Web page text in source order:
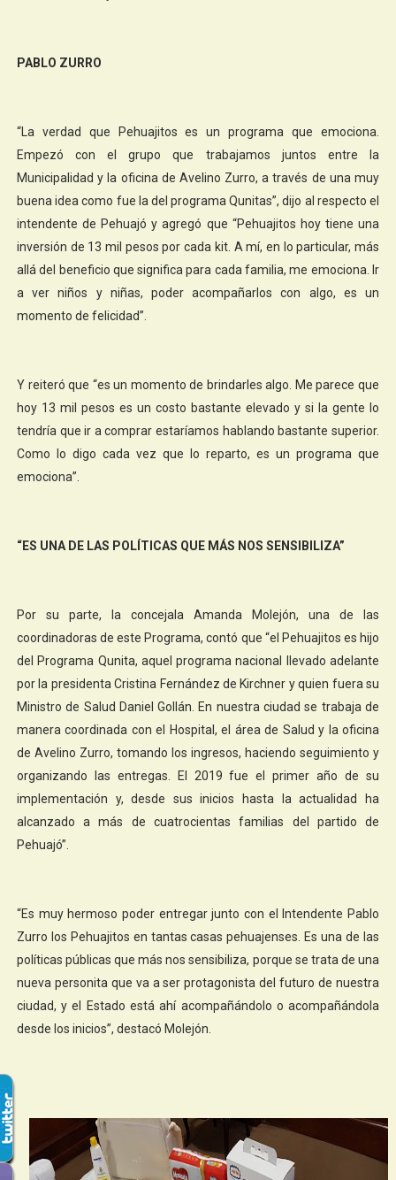
PABLO ZURRO
“La verdad que Pehuajitos es un programa que emociona.
Empezó con el grupo que trabajamos juntos entre la
Municipalidad y la oficina de Avelino Zurro, a través de una muy
buena idea como fue la del programa Qunitas”, dijo al respecto el
intendente de Pehuajó y agregó que “Pehuajitos hoy tiene una
inversión de 13 mil pesos por cada kit. A mí, en lo particular, más
allá del beneficio que significa para cada familia, me emociona. Ir
a ver niños y niñas, poder acompañarlos con algo, es un
momento de felicidad”.
Y reiteró que “es un momento de brindarles algo. Me parece que
hoy 13 mil pesos es un costo bastante elevado y si la gente lo
tendría que ir a comprar estaríamos hablando bastante superior.
Como lo digo cada vez que lo reparto, es un programa que
emociona”.
“ES UNA DE LAS POLÍTICAS QUE MÁS NOS SENSIBILIZA”
Por su parte, la concejala Amanda Molejón, una de las
coordinadoras de este Programa, contó que “el Pehuajitos es hijo
del Programa Qunita, aquel programa nacional llevado adelante
por la presidenta Cristina Fernández de Kirchner y quien fuera su
Ministro de Salud Daniel Gollán. En nuestra ciudad se trabaja de
manera coordinada con el Hospital, el área de Salud y la oficina
de Avelino Zurro, tomando los ingresos, haciendo seguimiento y
organizando las entregas. El 2019 fue el primer año de su
implementación y, desde sus inicios hasta la actualidad ha
alcanzado a más de cuatrocientas familias del partido de
Pehuajó”.
“Es muy hermoso poder entregar junto con el Intendente Pablo
Zurro los Pehuajitos en tantas casas pehuajenses. Es una de las
políticas públicas que más nos sensibiliza, porque se trata de una
nueva personita que va a ser protagonista del futuro de nuestra
ciudad, y el Estado está ahí acompañándolo o acompañándola
desde los inicios”, destacó Molejón.